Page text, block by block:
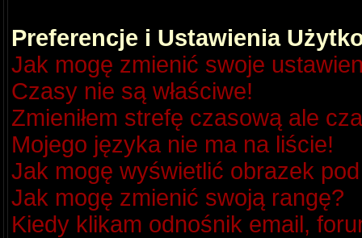
Preferencje i Ustawienia
Jak mogę zmienić swoje
Czasy nie są właściwe!
Zmieniłem strefę czasową ale
Mojego języka nie ma na liście!
Jak mogę wyświetlić obrazek
Jak mogę zmienić swoją rangę?
Kiedy klikam odnośnik email,